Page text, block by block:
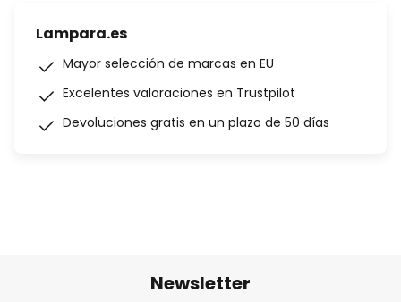
Lampara.es
Mayor selección de marcas en EU
Excelentes valoraciones en Trustpilot
Devoluciones gratis en un plazo de 50 días
Newsletter